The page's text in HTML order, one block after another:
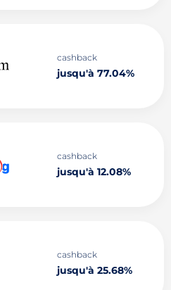
cashback
jusqu'à 77.04%
cashback
jusqu'à 12.08%
cashback
jusqu'à 25.68%